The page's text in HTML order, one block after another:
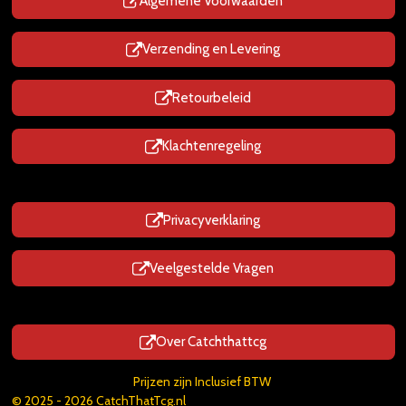
Verzending en Levering
Retourbeleid
Klachtenregeling
Privacyverklaring
Veelgestelde Vragen
Over Catchthattcg
Prijzen zijn Inclusief BTW
© 2025 - 2026 CatchThatTcg.nl